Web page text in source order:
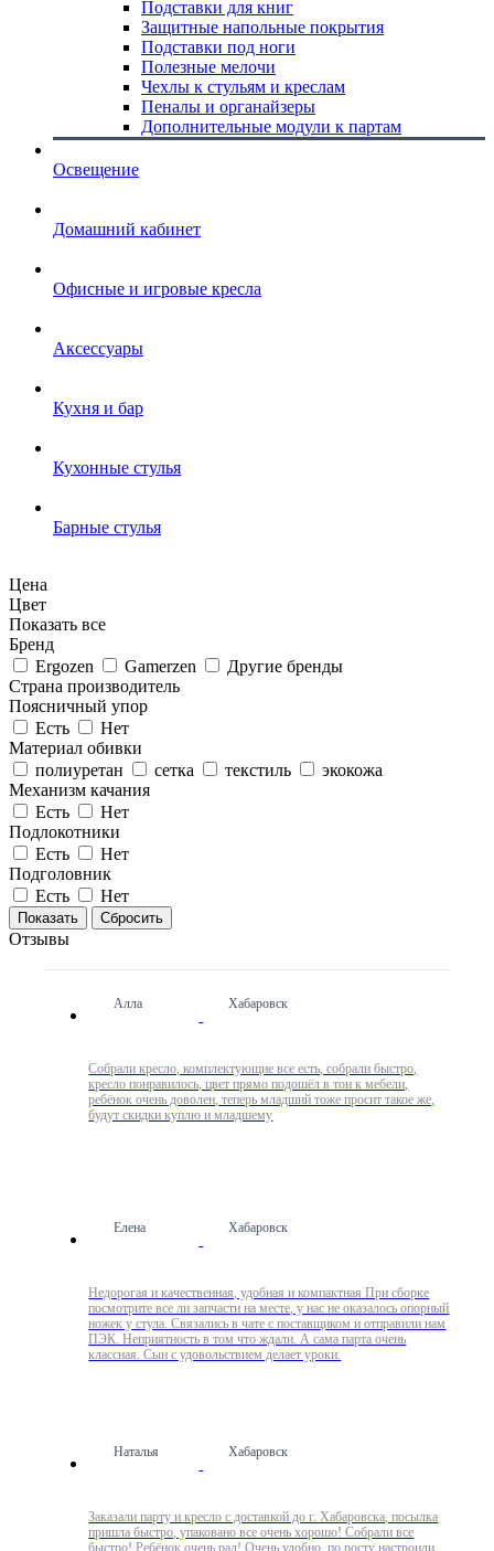
Подставки для книг
Защитные напольные покрытия
Подставки под ноги
Полезные мелочи
Чехлы к стульям и креслам
Пеналы и органайзеры
Дополнительные модули к партам
Освещение
Домашний кабинет
Офисные и игровые кресла
Аксессуары
Кухня и бар
Кухонные стулья
Барные стулья
Цена
Цвет
Показать все
Бренд
Ergozen
Gamerzen
Другие бренды
Страна производитель
Поясничный упор
Есть
Нет
Материал обивки
полиуретан
сетка текстиль
экокожа
Механизм качания
Есть
Нет
Подлокотники
Есть
Нет
Подголовник
Есть
Нет
Сбросить
Отзывы
Алла Хабаровск
Собрали кресло, комплектующие все есть, собрали быстро,
кресло понравилось, цвет прямо подошёл в тон к мебели,
ребёнок очень доволен, теперь младший тоже просит такое же,
будут скидки куплю и младшему
Елена Хабаровск
Недорогая и качественная, удобная и компактная При сборке
посмотрите все ли запчасти на месте, у нас не оказалось опорный
ножек у стула. Связались в чате с поставщиком и отправили нам
ПЭК. Неприятность в том что ждали. А сама парта очень
классная. Сын с удовольствием делает уроки.
Наталья Хабаровск
Заказали парту и кресло с доставкой до г. Хабаровска, посылка
пришла быстро, упаковано все очень хорошо! Собрали все
быстро! Ребёнок очень рад! Очень удобно, по росту настроили